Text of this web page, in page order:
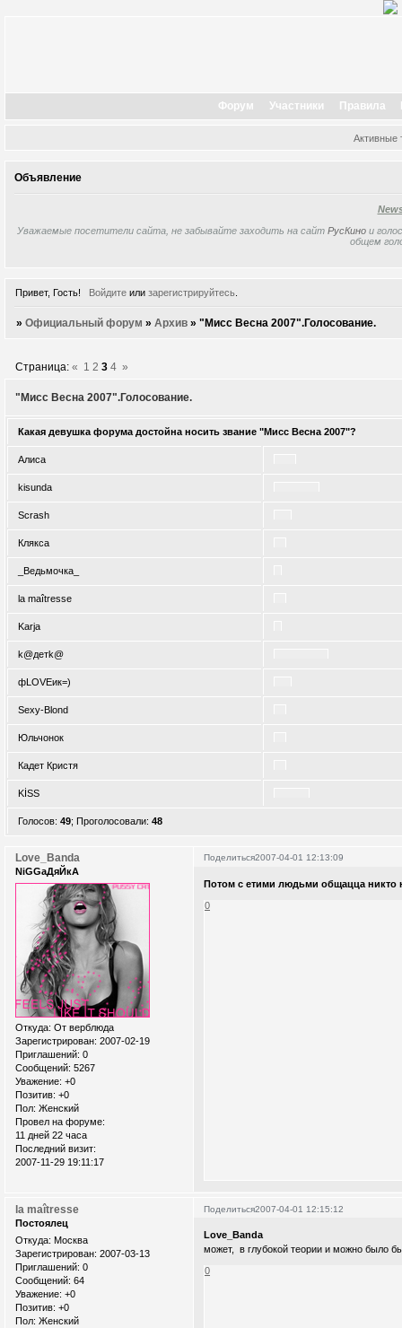
Форум Участники Правила
Активные
Объявление
Уважаемые посетители сайта, не забывайте заходить на сайт РусКино и
общем
Привет, Гость! Войдитеили зарегистрируйтесь.
»Официальный форум »Архив »"Мисс Весна 2007".Голосование.
"Мисс Весна 2007".Голосование.
Страница:« 1 2 3 4 »
Какая девушка форума достойна носить звание "Мисс Весна 2007"?
Алиса
kisunda
Scrash
Клякса
_Ведьмочка_
la maîtresse
Karja
k@детk@
фLOVEик=)
Sexy-Blond
Юльчонок
Кадет Кристя
KİSS
Голосов: 49; Проголосовали: 48
Поделиться2007-04-01 12:13:09
Love_Banda
NiGGaДяЙкА
Откуда: От верблюда
Зарегистрирован: 2007-02-19
Приглашений: 0
Сообщений: 5267
Уважение: +0
Позитив: +0
Пол: Женский
Провел на форуме:
11 дней 22 часа
Последний визит:
2007-11-29 19:11:17
Потом с етими людьми общацца никто
0
Поделиться2007-04-01 12:15:12
la maîtresse
Постоялец
Откуда: Москва
Зарегистрирован: 2007-03-13
Приглашений: 0
Сообщений: 64
Уважение: +0
Позитив: +0
Пол: Женский
Love_Banda
может, в глубокой теории и можно было
0